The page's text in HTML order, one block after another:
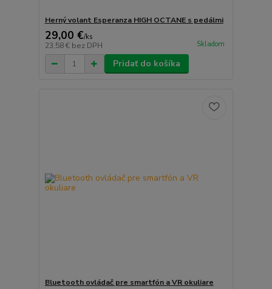
Herný volant Esperanza HIGH OCTANE s pedálmi
29,00 €/ks
23,58 € bez DPH Skladom
Pridať do košíka
Bluetooth ovládač pre smartfón a VR okuliare